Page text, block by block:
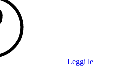
Leggi le